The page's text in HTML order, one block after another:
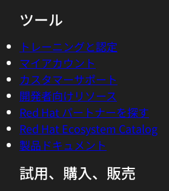
ツール
トレーニングと認定
マイアカウント
カスタマーサポート
開発者向けリソース
Red Hat パートナーを探す
Red Hat Ecosystem Catalog
製品ドキュメント
試用、購入、販売